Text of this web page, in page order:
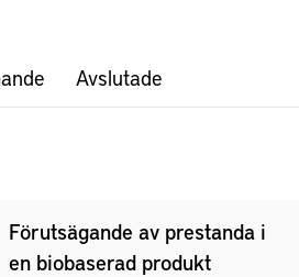
Avslutade
Förutsägande av prestanda i
en biobaserad produkt